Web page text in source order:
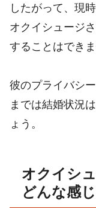
したがって、現
オクイシュージ
することはできま
彼のプライバシ
までは結婚状況
ょう。
オクイシ
どんな感